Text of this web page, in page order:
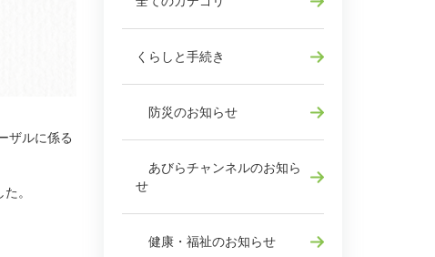
ザルに係る
。
くらしと手続き
防災のお知らせ
あびらチャンネルのお知ら
せ
健康・福祉のお知らせ